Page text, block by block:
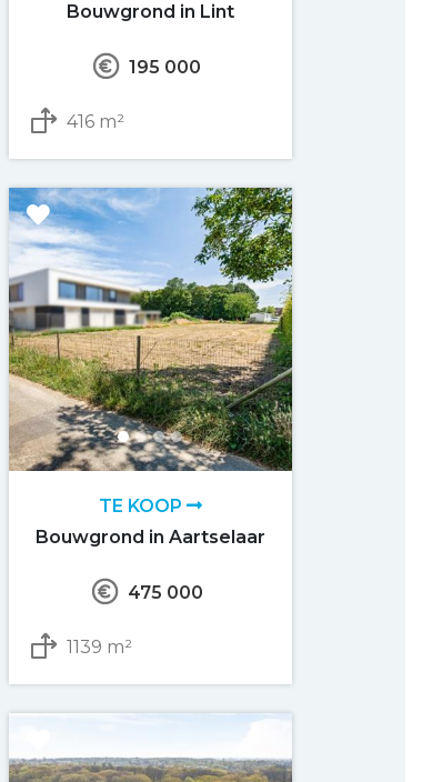
Bouwgrond in Lint
195 000
416 m²
TE KOOP
Bouwgrond in Aartselaar
475 000
1139 m²